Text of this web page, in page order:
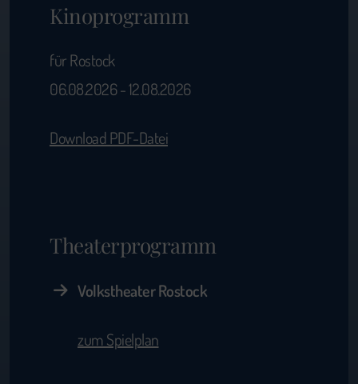
Kinoprogramm
für Rostock
06.08.2026 - 12.08.2026
Download PDF-Datei
Theaterprogramm
Volkstheater Rostock
zum Spielplan